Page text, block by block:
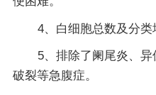
4、白细胞总数及分类
5、排除了阑尾炎、
破裂等急腹症。